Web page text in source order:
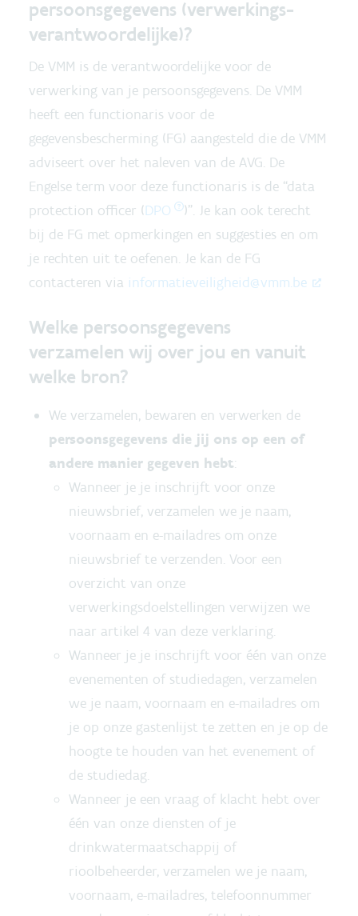
persoonsgegevens (verwerkings-
verantwoordelijke)?
De VMM is de verantwoordelijke voor de
verwerking van je persoonsgegevens. De VMM
heeft een functionaris voor de
gegevensbescherming (FG) aangesteld die de VMM
adviseert over het naleven van de AVG. De
Engelse term voor deze functionaris is de “data
protection officer (DPO
)”. Je kan ook terecht
bij de FG met opmerkingen en suggesties en om
je rechten uit te oefenen. Je kan de FG
contacteren via informatieveiligheid@vmm.be
Welke persoonsgegevens
verzamelen wij over jou en vanuit
welke bron?
We verzamelen, bewaren en verwerken de
persoonsgegevens die jij ons op een of
andere manier gegeven hebt:
Wanneer je je inschrijft voor onze
nieuwsbrief, verzamelen we je naam,
voornaam en e-mailadres om onze
nieuwsbrief te verzenden. Voor een
overzicht van onze
verwerkingsdoelstellingen verwijzen we
naar artikel 4 van deze verklaring.
Wanneer je je inschrijft voor één van onze
evenementen of studiedagen, verzamelen
we je naam, voornaam en e-mailadres om
je op onze gastenlijst te zetten en je op de
hoogte te houden van het evenement of
de studiedag.
Wanneer je een vraag of klacht hebt over
één van onze diensten of je
drinkwatermaatschappij of
rioolbeheerder, verzamelen we je naam,
voornaam, e-mailadres, telefoonnummer